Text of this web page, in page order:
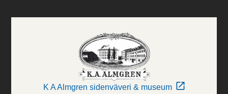
K A Almgren sidenväveri & museum